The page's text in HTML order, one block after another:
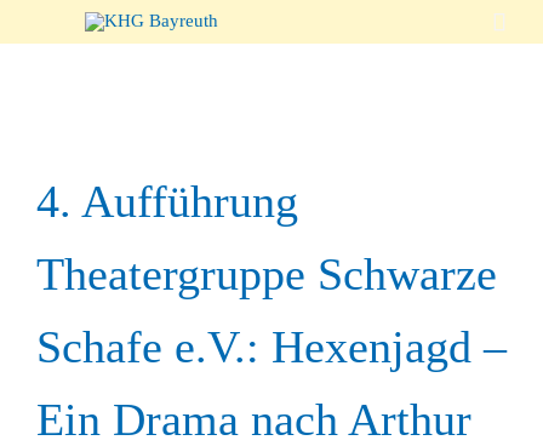

4. Aufführung
Theatergruppe Schwarze
Schafe e.V.: Hexenjagd –
Ein Drama nach Arthur